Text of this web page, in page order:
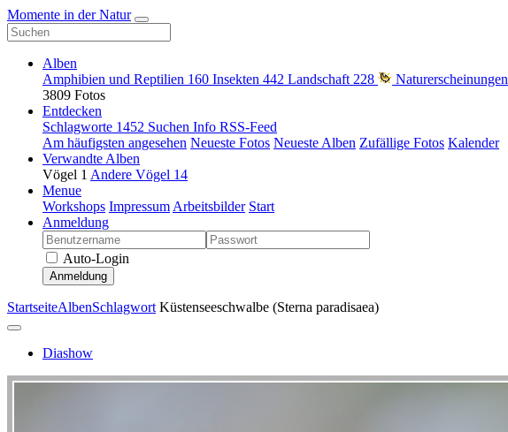
Momente in der Natur
Alben
Amphibien und Reptilien 160 Insekten 442 Landschaft 228 Naturerscheinungen
3809 Fotos
Entdecken
Schlagworte 1452 Suchen Info RSS-Feed
Am häufigsten angesehen Neueste Fotos Neueste Alben Zufällige Fotos Kalender
Verwandte Alben
Vögel 1 Andere Vögel 14
Menue
Workshops Impressum Arbeitsbilder Start
Anmeldung
Auto-Login
Anmeldung
StartseiteAlbenSchlagwort Küstenseeschwalbe (Sterna paradisaea)
Diashow